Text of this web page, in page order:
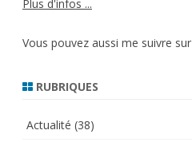
Plus d'infos ...
Vous pouvez aussi me suivre sur
RUBRIQUES
Actualité (38)